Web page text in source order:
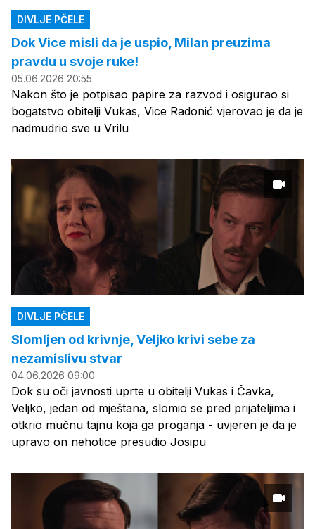
DIVLJE PČELE
Dok Vice misli da je uspio, Milan preuzima
pravdu u svoje ruke!
05.06.2026 20:55
Nakon što je potpisao papire za razvod i osigurao si
bogatstvo obitelji Vukas, Vice Radonić vjerovao je da je
nadmudrio sve u Vrilu
DIVLJE PČELE
Slomljen od krivnje, Veljko krivi sebe za
nezamislivu stvar
04.06.2026 09:00
Dok su oči javnosti uprte u obitelji Vukas i Čavka,
Veljko, jedan od mještana, slomio se pred prijateljima i
otkrio mučnu tajnu koja ga proganja - uvjeren je da je
upravo on nehotice presudio Josipu